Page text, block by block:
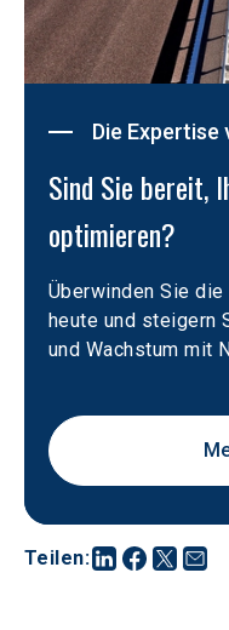
Teilen:
Die
Sind Sie bereit,
optimieren?
Überwinden Sie
heute und steigern
und Wachstum mit